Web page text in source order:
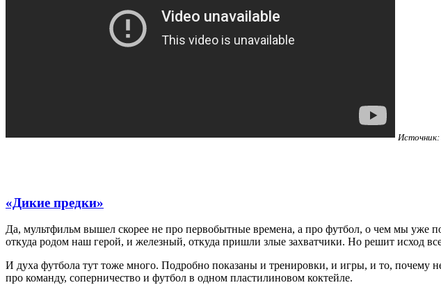
Источник:
«Дикие предки»
Да, мультфильм вышел скорее не про первобытные времена, а про футбол, о чем мы уже
откуда родом наш герой, и железный, откуда пришли злые захватчики. Но решит исход
И духа футбола тут тоже много. Подробно показаны и тренировки, и игры, и то,
про команду, соперничество и футбол в одном пластилиновом коктейле.